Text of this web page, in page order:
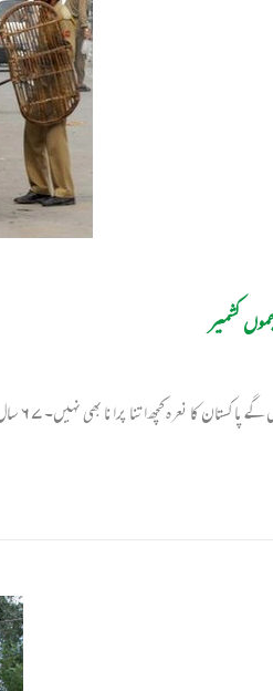
کشمیر
نعرہ کچھ اتنا پرانا بھی نہیں۔ ۶۷ سال پہلے